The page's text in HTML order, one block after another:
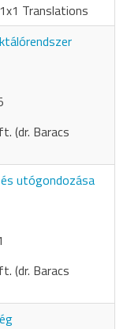
Translations
(dr. Baracs
utógondozása
(dr. Baracs